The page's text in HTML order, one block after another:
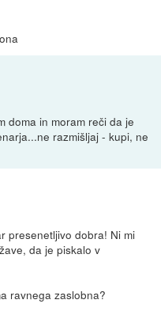
doma in moram reči da je
razmišljaj - kupi, ne
presenetljivo dobra! Ni mi
da je piskalo v
ravnega zaslobna?